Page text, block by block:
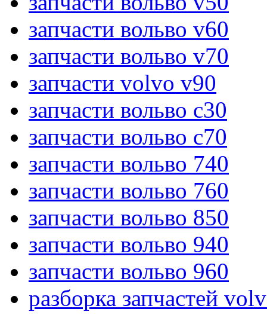
запчасти вольво v60
запчасти вольво v70
запчасти volvo v90
запчасти вольво c30
запчасти вольво c70
запчасти вольво 740
запчасти вольво 760
запчасти вольво 850
запчасти вольво 940
запчасти вольво 960
разборка запчастей